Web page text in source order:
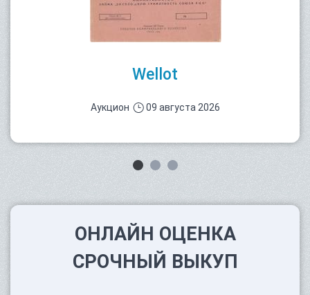
Wellot
Аукцион 09 августа 2026
ОНЛАЙН ОЦЕНКА
СРОЧНЫЙ ВЫКУП